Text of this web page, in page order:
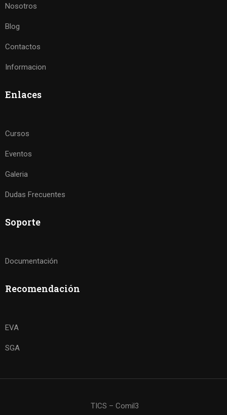
Nosotros
Blog
Contactos
Informacion
Enlaces
Cursos
Eventos
Galeria
Dudas Frecuentes
Soporte
Documentación
Recomendación
EVA
SGA
TICS – Comil3